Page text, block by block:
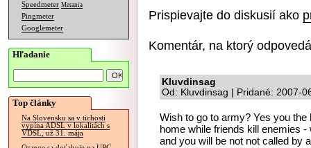
Speedmeter Merania
Pingmeter
Googlemeter
Hľadanie
Top články
Na Slovensku sa v tichosti
vypína ADSL v lokalitách s
VDSL, už 31. mája
Prispievajte do diskusií ako
Komentár, na ktorý
Kluvdinsag
Od: Kluvdinsag | Pridané: 2007-
Wish to go to army? Yes you
home while friends kill enemies
and you will be not not called by